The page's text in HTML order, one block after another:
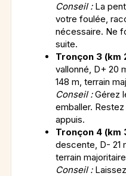
Conseil :La
votre foulée,
nécessaire. Ne
suite.
Tronçon 3 (km
vallonné, D+ 20
148 m, terrain
Conseil :Gérez
emballer.
appuis.
Tronçon 4 (km
descente, D- 21
terrain
Conseil :